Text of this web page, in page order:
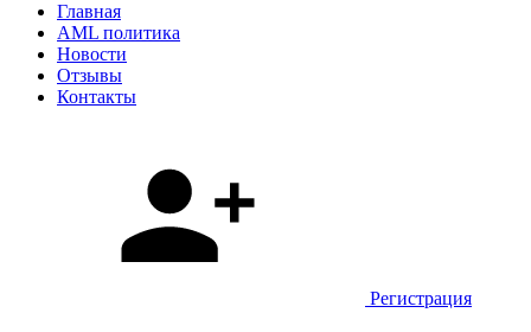
Главная
AML политика
Новости
Отзывы
Контакты
Регистрация